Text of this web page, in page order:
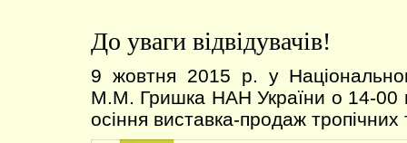
До уваги відвідувачів!
9 жовтня 2015 р. у
М.М. Гришка НАН України о 14-00
осіння виставка-продаж